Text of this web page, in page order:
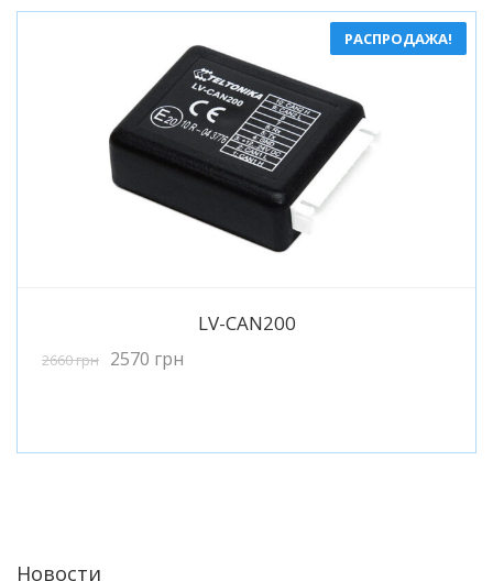
РАСПРОДАЖА!
Подробнее
LV-CAN200
2660грн 2570 грн
Новости